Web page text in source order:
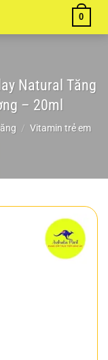
0
Natural Tăng
– 20ml
/ Vitamin trẻ em